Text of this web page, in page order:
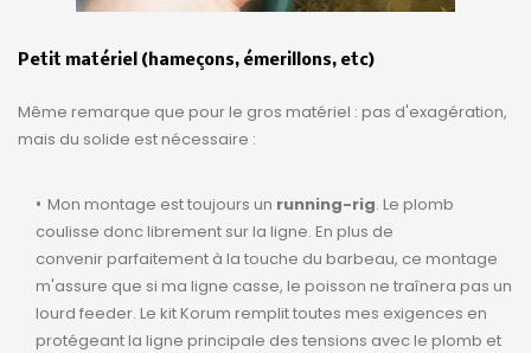
Petit matériel (hameçons, émerillons, etc)
Même remarque que pour le gros matériel : pas d'exagération,
mais du solide est nécessaire :
Mon montage est toujours un running-rig. Le plomb
coulisse donc librement sur la ligne. En plus de
convenir parfaitement à la touche du barbeau, ce montage
m'assure que si ma ligne casse, le poisson ne traînera pas un
lourd feeder. Le kit Korum remplit toutes mes exigences en
protégeant la ligne principale des tensions avec le plomb et